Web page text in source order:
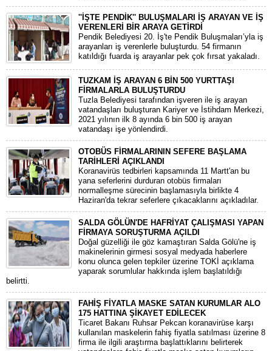
''İŞTE PENDİK'' BULUŞMALARI İŞ ARAYAN VE İŞ
VERENLERİ BİR ARAYA GETİRDİ
Pendik Belediyesi 20. İş'te Pendik Buluşmaları’yla iş
arayanları iş verenlerle buluşturdu. 54 firmanın
katıldığı fuarda iş arayanlar pek çok fırsat yakaladı.
TUZKAM İŞ ARAYAN 6 BİN 500 YURTTAŞI
FİRMALARLA BULUŞTURDU
Tuzla Belediyesi tarafından işveren ile iş arayan
vatandaşları buluşturan Kariyer ve İstihdam Merkezi,
2021 yılının ilk 8 ayında 6 bin 500 iş arayan
vatandaşı işe yönlendirdi.
OTOBÜS FİRMALARININ SEFERE BAŞLAMA
TARİHLERİ AÇIKLANDI
Koranavirüs tedbirleri kapsamında 11 Martt'an bu
yana seferlerini durduran otobüs firmaları
normalleşme sürecinin başlamasıyla birlikte 4
Haziran'da tekrar seferlere çıkacaklarını açıkladılar.
SALDA GÖLÜN'DE HAFRİYAT ÇALIŞMASI YAPAN
FİRMAYA SORUŞTURMA AÇILDI
Doğal güzelliği ile göz kamaştıran Salda Gölü'ne iş
makinelerinin girmesi sosyal medyada haberlere
konu olunca gelen tepkiler üzerine TOKİ açıklama
yaparak sorumlular hakkında işlem başlatıldığı
belirtti.
FAHİŞ FİYATLA MASKE SATAN KURUMLAR ALO
175 HATTINA ŞİKAYET EDİLECEK
Ticaret Bakanı Ruhsar Pekcan koranavirüse karşı
kullanılan maskelerin fahiş fiyatla satılması üzerine 8
firma ile ilgili araştırma başlattıklarını belirterek